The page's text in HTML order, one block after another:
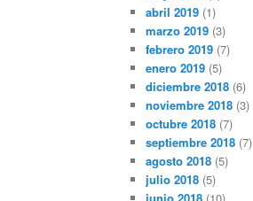
abril 2019 (1)
marzo 2019 (3)
febrero 2019 (7)
enero 2019 (5)
diciembre 2018 (6)
noviembre 2018 (3)
octubre 2018 (7)
septiembre 2018 (7)
agosto 2018 (5)
julio 2018 (5)
junio 2018 (10)